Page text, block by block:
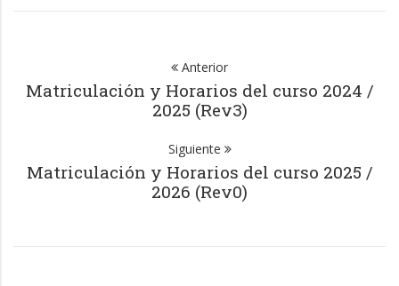
Anterior
Matriculación y Horarios del curso 2024 /
2025 (Rev3)
Siguiente
Matriculación y Horarios del curso 2025 /
2026 (Rev0)